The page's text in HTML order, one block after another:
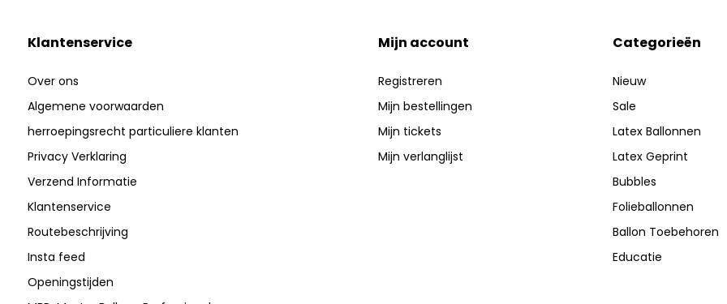
Klantenservice
Over ons
Algemene voorwaarden
herroepingsrecht particuliere klanten
Privacy Verklaring
Verzend Informatie
Klantenservice
Routebeschrijving
Insta feed
Openingstijden
Mijn account
Registreren
Mijn bestellingen
Mijn tickets
Mijn verlanglijst
Categorieën
Nieuw
Sale
Latex Ballonnen
Latex Geprint
Bubbles
Folieballonnen
Ballon Toebehoren
Educatie